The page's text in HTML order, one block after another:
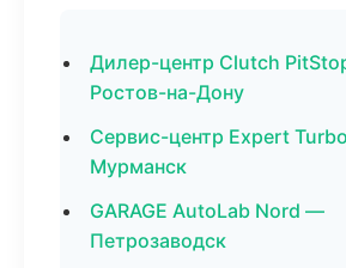
Дилер-центр Clutch
Ростов-на-Дону
Сервис-центр Expert
Мурманск
GARAGE AutoLab Nord —
Петрозаводск